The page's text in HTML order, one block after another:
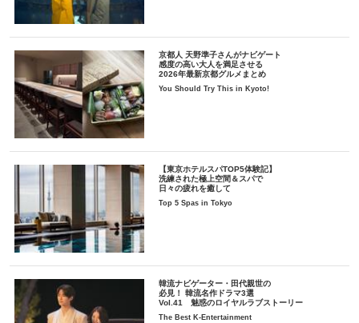
京都人 天野準子さんがナビゲート
感度の高い大人を満足させる
2026年最新京都グルメまとめ
You Should Try This in Kyoto!
【東京ホテルスパTOP5体験記】
洗練された極上空間＆スパで
日々の疲れを癒して
Top 5 Spas in Tokyo
韓流ナビゲーター・田代親世の
必見！ 韓流名作ドラマ3選
Vol.41 魅惑のロイヤルラブストーリー
The Best K-Entertainment